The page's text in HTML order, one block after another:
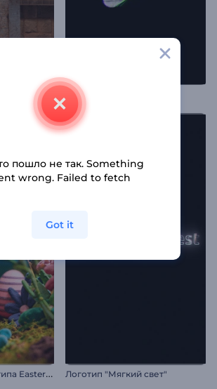
Логотип Свифт Глитч
П
резентация логотипа Easter Clay Логотип "Мягкий свет"
пошло не так. Something
wrong. Failed to fetch
Got it